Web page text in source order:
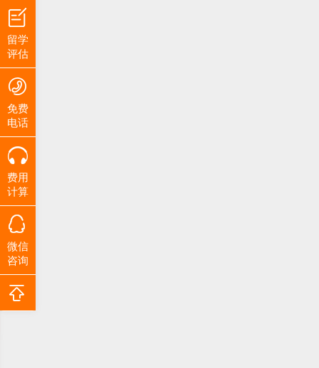
留学
评估
免费
电话
费用
计算
微信
咨询